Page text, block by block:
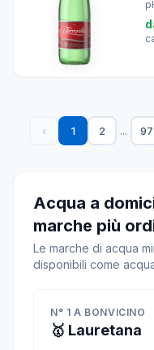
‹ 1 2 ... 97
Acqua a
marche più
Le marche di acqua
disponibili come
N° 1 A BONVICINO
🥇 Lauretana